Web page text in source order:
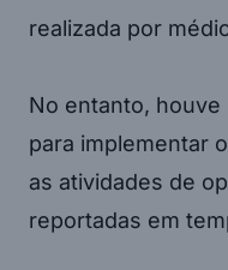
realizada por
No entanto,
para implementar
as atividades de
reportadas em